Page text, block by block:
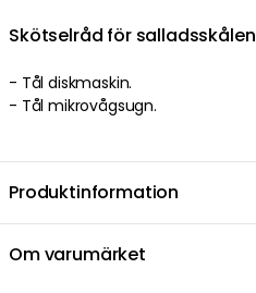
Skötselråd för salladsskålen
- Tål diskmaskin.
- Tål mikrovågsugn.
Produktinformation
Om varumärket